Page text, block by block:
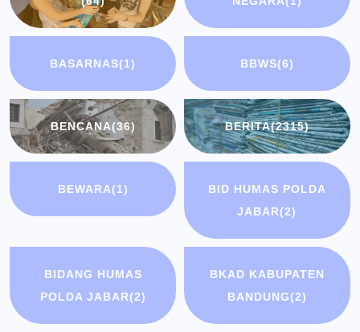
BASARNAS(1) BBWS(6)
BENCANA(36) BERITA(2315)
BEWARA(1)
BID HUMAS POLDA
JABAR(2)
BIDANG HUMAS
POLDA JABAR(2)
BKAD KABUPATEN
BANDUNG(2)